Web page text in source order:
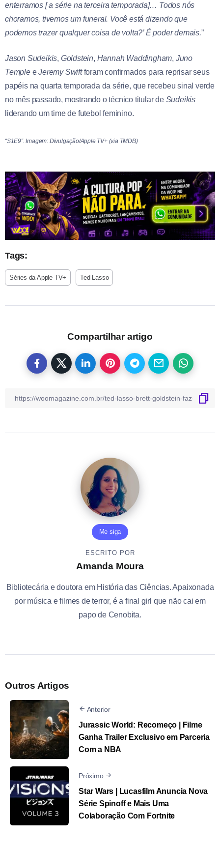
enterramos [ a série na terceira temporada]… Todos nós
choramos, tivemos um funeral. Você está dizendo que
podemos trazer qualquer coisa de volta?’ É poder demais.”
Jason Sudeikis, Goldstein, Hannah Waddingham, Juno
TempleeJeremy Swiftforam confirmados para reprisar seus
papéis na quarta temporada da série, que recebeu sinal verde
no mês passado, mostrando o técnico titular de Sudeikis
liderando um time de futebol feminino.
“S1E9”. Imagem: Divulgação/Apple TV+ (via TMDB)
Tags:
Séries da Apple TV+ Ted Lasso
Compartilhar artigo
Me siga
ESCRITO POR
Amanda Moura
Bibliotecária e doutora em História das Ciências. Apaixonada
por música e filmes de terror, é a final girl que não cai em
papo de Cenobita.
Outros Artigos
Anterior
Jurassic World: Recomeço | Filme
Ganha Trailer Exclusivo em Parceria
Com a NBA
Próximo
Star Wars | Lucasfilm Anuncia Nova
Série Spinoff e Mais Uma
Colaboração Com Fortnite